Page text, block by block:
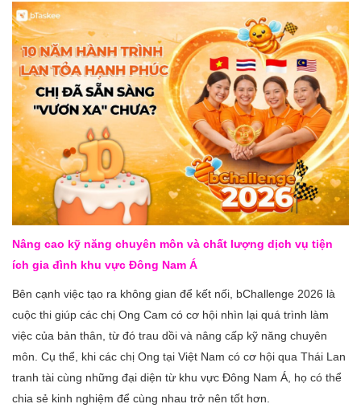
Nâng cao kỹ năng chuyên môn và chất lượng dịch vụ tiện
ích gia đình khu vực Đông Nam Á
Bên cạnh việc tạo ra không gian để kết nối, bChallenge 2026 là
cuộc thi giúp các chị Ong Cam có cơ hội nhìn lại quá trình làm
việc của bản thân, từ đó trau dồi và nâng cấp kỹ năng chuyên
môn. Cụ thể, khi các chị Ong tại Việt Nam có cơ hội qua Thái Lan
tranh tài cùng những đại diện từ khu vực Đông Nam Á, họ có thể
chia sẻ kinh nghiệm để cùng nhau trở nên tốt hơn.